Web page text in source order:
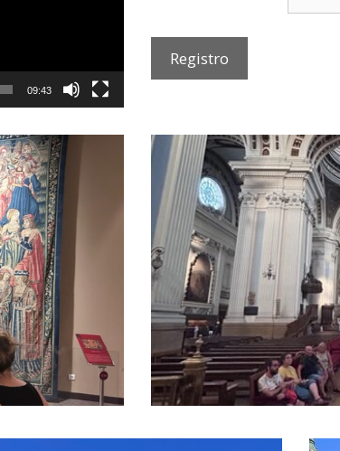
09:43
Catedral